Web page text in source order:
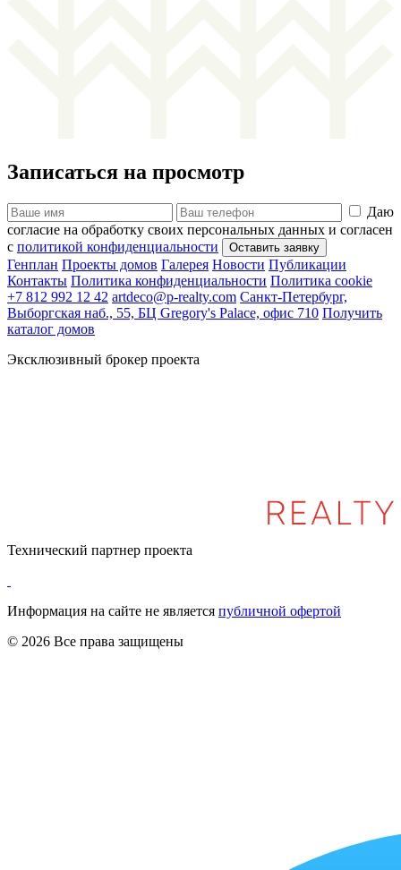
Записаться на просмотр
Даю
согласие на обработку своих персональных данных и согласен
с политикой конфиденциальности
Генплан Проекты домов Галерея Новости Публикации
Контакты Политика конфиденциальности Политика cookie
+7 812 992 12 42 artdeco@p-realty.com Санкт-Петербург,
Выборгская наб., 55, БЦ Gregory's Palace, офис 710 Получить
каталог домов
Эксклюзивный брокер проекта
Технический партнер проекта
Информация на сайте не является публичной офертой
© 2026 Все права защищены